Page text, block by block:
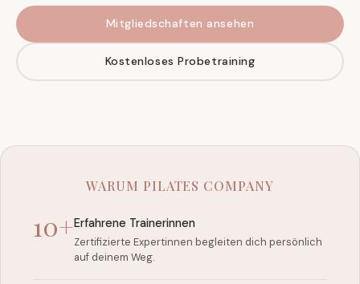
Mitgliedschaften ansehen
Kostenloses Probetraining
WARUM PILATES COMPANY
10+Erfahrene Trainerinnen
Zertifizierte Expertinnen begleiten dich persönlich
auf deinem Weg.